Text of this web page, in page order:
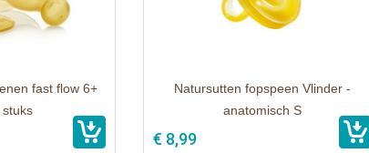
fast flow 6+
stuks
Natursutten fopspeen Vlinder -
anatomisch S
€ 8,99